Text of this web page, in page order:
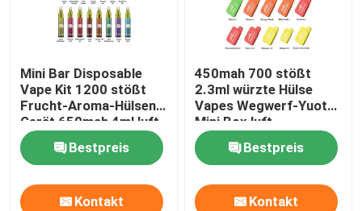
Mini Bar Disposable
Vape Kit 1200 stößt
Frucht-Aroma-Hülsen-
Gerät 650mah 4ml luft
Bestpreis
Kontakt
450mah 700 stößt
2.3ml würzte Hülse
Vapes Wegwerf-Yuoto
Mini Box luft
Bestpreis
Kontakt